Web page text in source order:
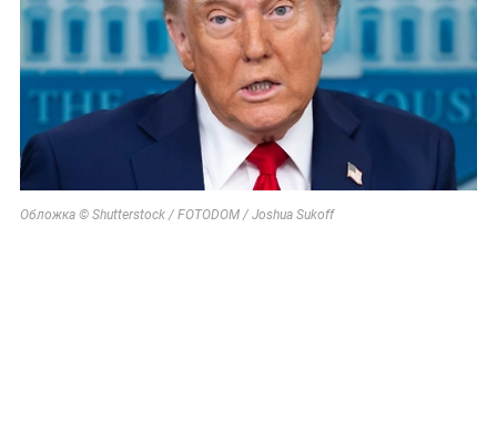
Обложка © Shutterstock / FOTODOM / Joshua Sukoff